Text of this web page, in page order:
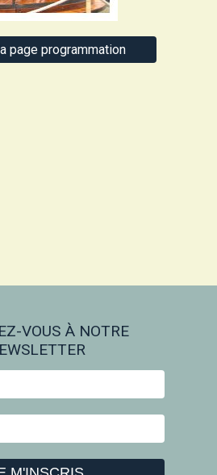
page programmation
VOUS À NOTRE